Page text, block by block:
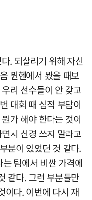
. 되살리기 위해 자신
뮌헨에서 봤을 때보
리 선수들이 안 갖고
대회 때 심적 부담이
가 해야 한다는 것이
서 신경 쓰지 말라고
분이 있었던 것 같다.
팀에서 비싼 가격에
같다. 그런 부분들만
이다. 이번에 다시 재